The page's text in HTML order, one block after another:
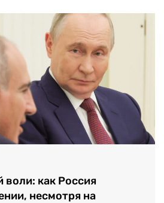
как Россия
несмотря на